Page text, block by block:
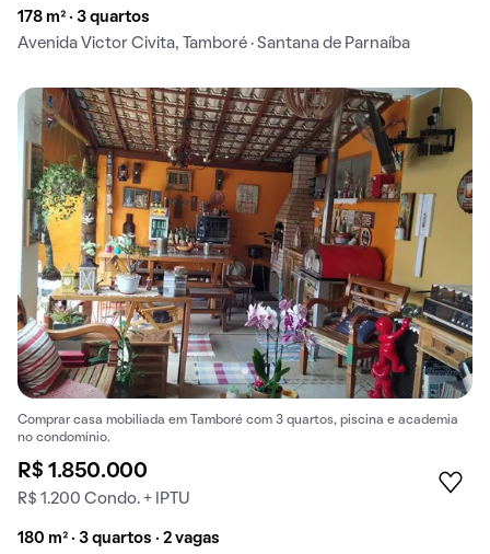
178 m² · 3 quartos
Avenida Victor Civita, Tamboré · Santana de Parnaíba
Comprar casa mobiliada em Tamboré com 3 quartos, piscina e academia
no condomínio.
R$ 1.850.000
R$ 1.200 Condo. + IPTU
180 m² · 3 quartos · 2 vagas